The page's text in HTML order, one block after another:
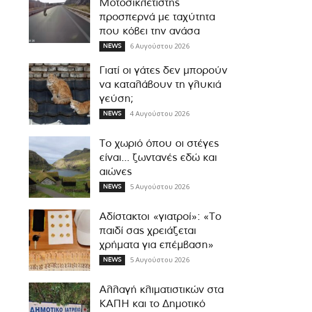
Μοτοσικλετιστής
προσπερνά με ταχύτητα
που κόβει την ανάσα
NEWS 6 Αυγούστου 2026
Γιατί οι γάτες δεν μπορούν
να καταλάβουν τη γλυκιά
γεύση;
NEWS 4 Αυγούστου 2026
Το χωριό όπου οι στέγες
είναι… ζωντανές εδώ και
αιώνες
NEWS 5 Αυγούστου 2026
Αδίστακτοι «γιατροί»: «Το
παιδί σας χρειάζεται
χρήματα για επέμβαση»
NEWS 5 Αυγούστου 2026
Αλλαγή κλιματιστικών στα
ΚΑΠΗ και το Δημοτικό